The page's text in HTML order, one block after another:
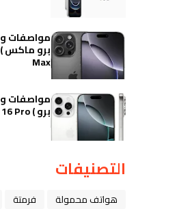
Max
برو ) iPhone 16 Pro
التصنيفات
هواتف محمولة فرمتة